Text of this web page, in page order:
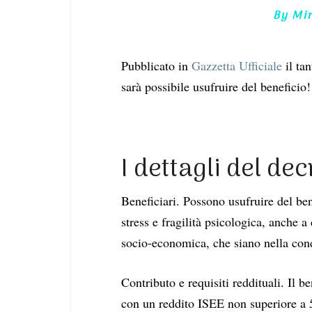
By
Pubblicato in Gazzetta Ufficiale il
sarà possibile usufruire del beneficio!
I dettagli del
Beneficiari. Possono usufruire del
stress e fragilità psicologica, anche a
socio-economica, che siano nella
Contributo e requisiti reddituali. Il
con un reddito ISEE non superiore a